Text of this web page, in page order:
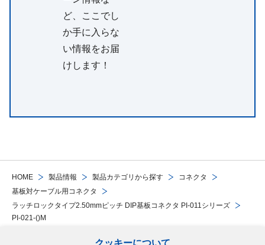
クッキーについて
HOME 製品情報 製品カテゴリから探す
コネクタ
基板対ケーブル用コネクタ
ラッチロックタイプ2.50mmピッチ DIP基板コネクタ PI-011シリーズ
PI-021-()M
ど、ここでし
か手に入らな
い情報をお届
けします！